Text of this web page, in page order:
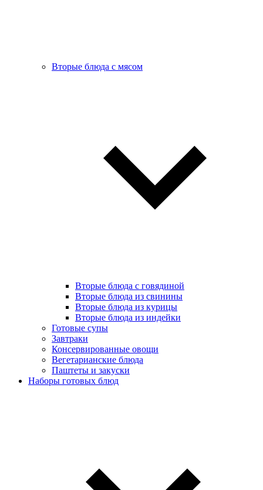
Вторые блюда с мясом
Вторые блюда с говядиной
Вторые блюда из свинины
Вторые блюда из курицы
Вторые блюда из индейки
Готовые супы
Завтраки
Консервированные овощи
Вегетарианские блюда
Паштеты и закуски
Наборы готовых блюд